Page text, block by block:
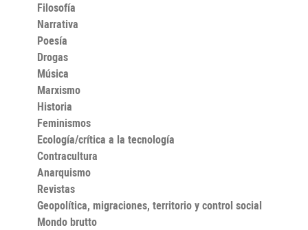
Filosofía
Narrativa
Poesía
Drogas
Música
Marxismo
Historia
Feminismos
Ecología/crítica a la tecnología
Contracultura
Anarquismo
Revistas
Geopolítica, migraciones, territorio y control social
Mondo brutto